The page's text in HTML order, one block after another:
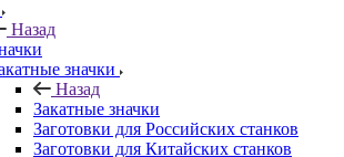
Назад
значки
Назад
Закатные значки
Заготовки для Российских станков
Заготовки для Китайских станков